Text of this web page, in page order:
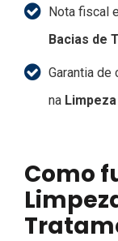
Nota fiscal
Bacias de
Garantia
na
Como